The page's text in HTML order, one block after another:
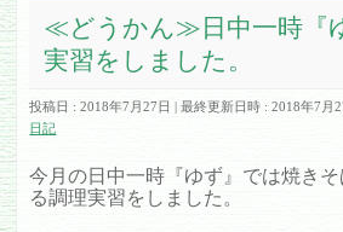
≪どうかん≫日中一時『
実習をしました。
投稿日 : 2018年7月27日 最終更新日時 : 2018年7月
日記
今月の日中一時『ゆず』では焼き
る調理実習をしました。